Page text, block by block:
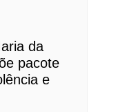
da
pacote
e